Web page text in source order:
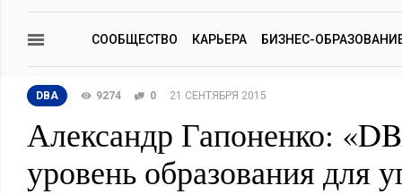
СООБЩЕСТВО КАРЬЕРА БИЗНЕС-
DBA 9274 0 21 СЕНТЯБРЯ 2015
Александр Гапоненко:
уровень образования для